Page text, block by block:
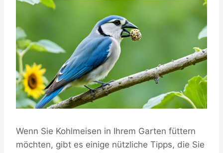
Wenn Sie Kohlmeisen in Ihrem Garten füttern
möchten, gibt es einige nützliche Tipps, die Sie